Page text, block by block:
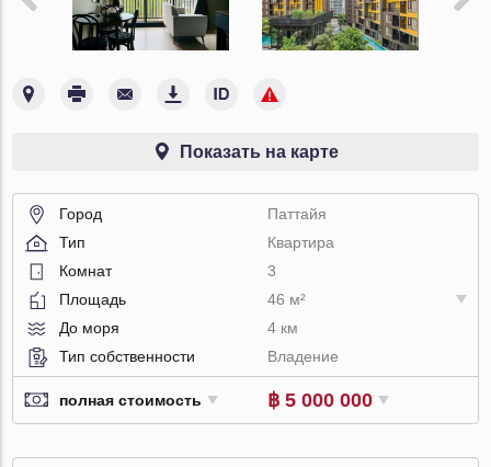
Показать на карте
Город
Паттайя
Тип
Квартира
Комнат
3
Площадь
46 м²
До моря
4 км
Тип собственности
Владение
полная стоимость ฿ 5 000 000